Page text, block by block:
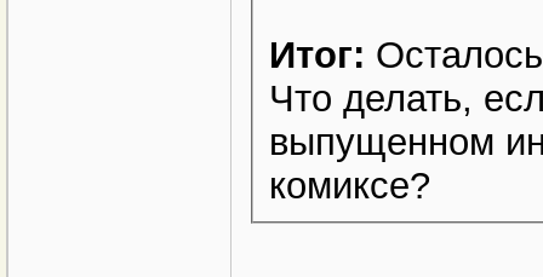
Итог:
Что делать,
выпущенном
комиксе?